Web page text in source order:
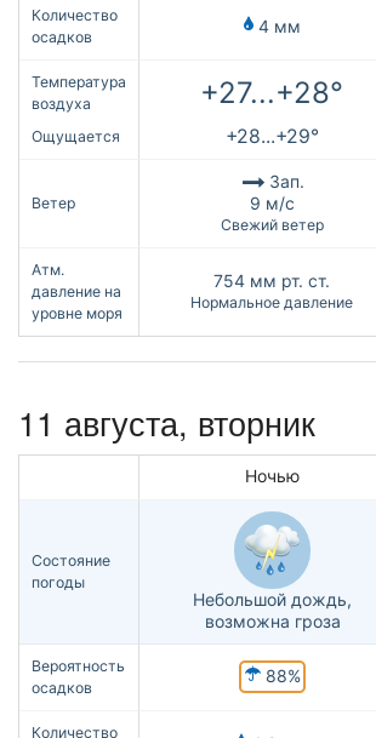
Количество
осадков
4 мм
Температура
воздуха
+27...+28°
Ощущается +28...+29°
Ветер
Зап.
9 м/с
Свежий ветер
Атм.
давление на
уровне моря
754 мм рт. ст.
Нормальное давление
11 августа, вторник
Ночью
Состояние
погоды
Небольшой дождь,
возможна гроза
Вероятность
осадков
88%
Количество